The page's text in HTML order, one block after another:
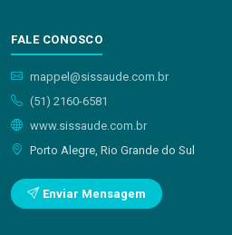
FALE CONOSCO
mappel@sissaude.com.br
(51) 2160-6581
www.sissaude.com.br
Porto Alegre, Rio Grande do Sul
Enviar Mensagem